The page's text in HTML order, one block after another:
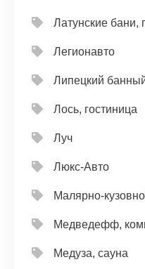
Латунские
Легионавто
Липецкий
Лось, гостиница
Луч
Люкс-Авто
Малярно-
Медведефф,
Медуза, сауна